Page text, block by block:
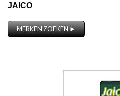
JAICO
MERKEN ZOEKEN ►